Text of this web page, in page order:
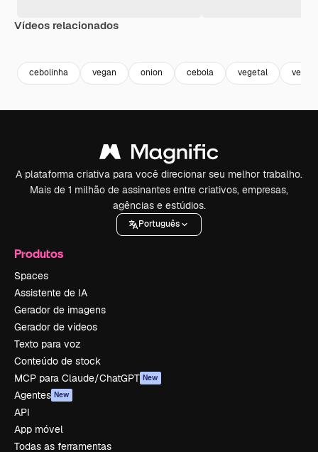
Vídeos relacionados
cebolinha vegan onion cebola vegetal
A plataforma criativa para você direcionar seu melhor trabalho.
Mais de 1 milhão de assinantes entre criativos, empresas,
agências e estúdios.
Português
Produtos
Spaces
Assistente de IA
Gerador de imagens
Gerador de vídeos
Texto para voz
Conteúdo de stock
MCP para Claude/ChatGPT New
Agentes New
API
App móvel
Todas as ferramentas